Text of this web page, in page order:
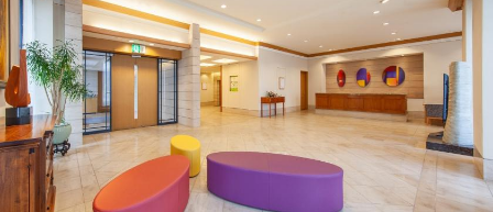
성인1명
세금・서비스료 포함
적립 포인트 192~
숙박(식사 없음) 현지 지불・Web 결제
in 14:00~ / out 11:00까지